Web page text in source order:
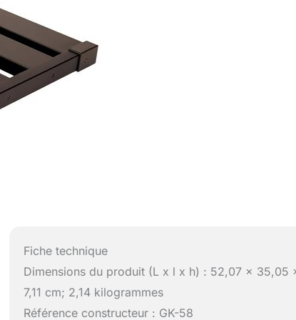
Fiche technique
Dimensions du produit (L x l x h) : 52,07 x 35,05
7,11 cm; 2,14 kilogrammes
Référence constructeur : GK-58